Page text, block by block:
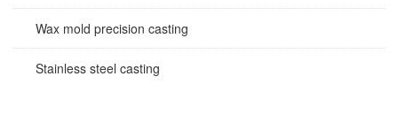
Wax mold precision casting
Stainless steel casting